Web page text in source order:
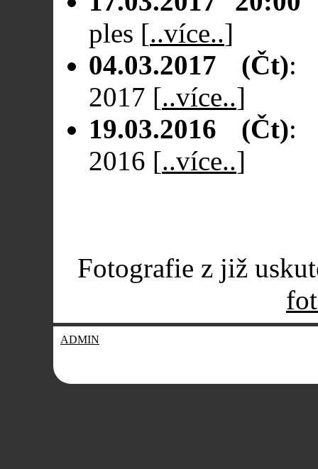
ples [..více..]
04.03.2017 (Čt):
2017 [..více..]
19.03.2016 (Čt):
2016 [..více..]
Fotografie z již
ADMIN